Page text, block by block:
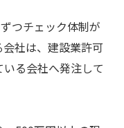
つチェック体制が
社は、建設業許可
る会社へ発注して